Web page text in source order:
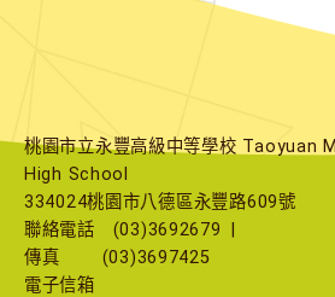
桃園市立永豐高級中等學校 Taoyuan
High School
334024桃園市八德區永豐路609號
聯絡電話
(03)3692679
傳真
(03)3697425
電子信箱